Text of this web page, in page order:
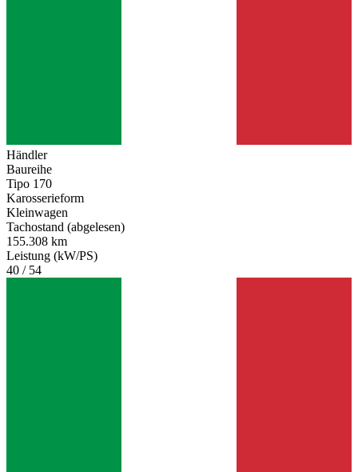
Händler
Baureihe
Tipo 170
Karosserieform
Kleinwagen
Tachostand (abgelesen)
155.308 km
Leistung (kW/PS)
40 / 54